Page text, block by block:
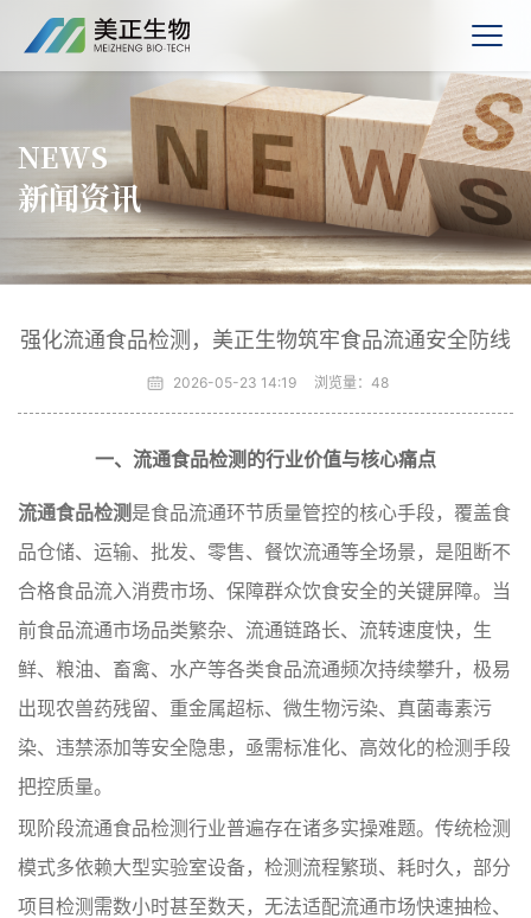
NEWS
新闻资讯
强化流通食品检测，美正生物筑牢食品流通安全防线
2026-05-23 14:19 浏览量： 48
一、流通食品检测的行业价值与核心痛点
流通食品检测是食品流通环节质量管控的核心手段，覆盖食
品仓储、运输、批发、零售、餐饮流通等全场景，是阻断不
合格食品流入消费市场、保障群众饮食安全的关键屏障。当
前食品流通市场品类繁杂、流通链路长、流转速度快，生
鲜、粮油、畜禽、水产等各类食品流通频次持续攀升，极易
出现农兽药残留、重金属超标、微生物污染、真菌毒素污
染、违禁添加等安全隐患，亟需标准化、高效化的检测手段
把控质量。
现阶段流通食品检测行业普遍存在诸多实操难题。传统检测
模式多依赖大型实验室设备，检测流程繁琐、耗时久，部分
项目检测需数小时甚至数天，无法适配流通市场快速抽检、